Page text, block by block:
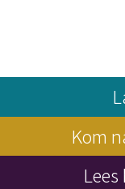
Kom